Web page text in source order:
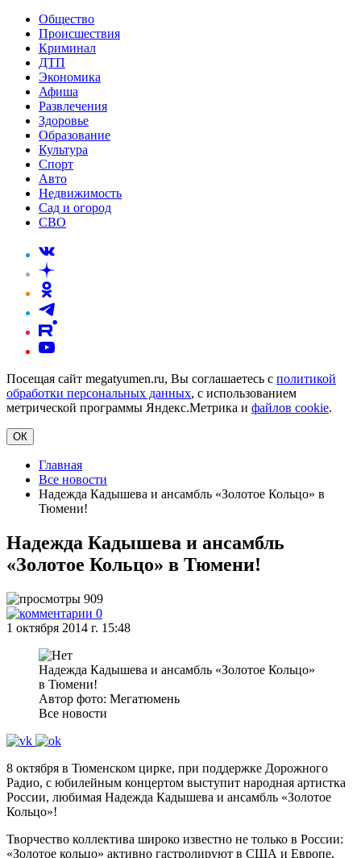
Общество
Происшествия
Криминал
ДТП
Экономика
Афиша
Развлечения
Здоровье
Образование
Культура
Спорт
Авто
Недвижимость
Сад и огород
СВО
Посещая сайт megatyumen.ru, Вы соглашаетесь с политикой
обработки персональных данных, с использованием
метрической программы Яндекс.Метрика и файлов cookie.
ОК
Главная
Все новости
Надежда Кадышева и ансамбль «Золотое Кольцо» в
Тюмени!
Надежда Кадышева и ансамбль
«Золотое Кольцо» в Тюмени!
909
0
1 октября 2014 г. 15:48
Надежда Кадышева и ансамбль «Золотое Кольцо»
в Тюмени!
Автор фото: Мегатюмень
Все новости
8 октября в Тюменском цирке, при поддержке Дорожного
Радио, с юбилейным концертом выступит народная артистка
России, любимая Надежда Кадышева и ансамбль «Золотое
Кольцо»!
Творчество коллектива широко известно не только в России:
«Золотое кольцо» активно гастролируют в США и Европе.